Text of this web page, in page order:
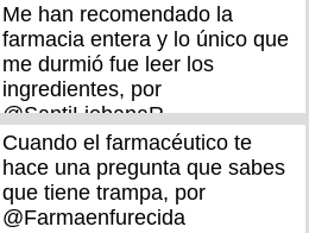
Me han recomendado la
farmacia entera y lo único que
me durmió fue leer los
ingredientes, por
@SantiLiebanaR
Cuando el farmacéutico te
hace una pregunta que sabes
que tiene trampa, por
@Farmaenfurecida